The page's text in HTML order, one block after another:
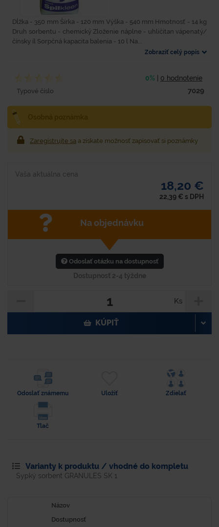
Dĺžka - 350 mm Šírka - 120 mm Výška - 540 mm Hmotnosť - 14 kg
Druh sorbentu - chemický Zloženie náplne - uhličitan vápenatý/
čínsky íl Sorpčná kapacita balenia - 10 l Na...
Zobraziť celý popis
0% 0 hodnotenie
Typové číslo 7029
Zaregistrujte sa a získate možnosť zapisovať si poznámky
Vaša aktuálna cena
18,20 €
22,39 € s DPH
Na objednávku
Odoslať otázku na dostupnosť
Dostupnosť 2-4 týždne
Ks
KÚPIŤ
Odoslať známemu Uložiť Zdielať
Tlač
Varianty k produktu / vhodné do kompletu
Sypký sorbent GRANULES SK 1
Názov
Dostupnosť